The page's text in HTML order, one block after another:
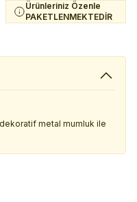
Ürünleriniz Özenle
PAKETLENMEKTEDİR
dekoratif metal mumluk ile